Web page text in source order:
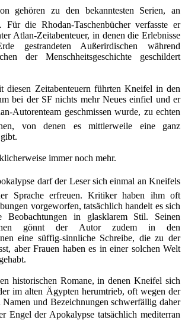
gehören zu den bekanntesten Serien, an
die Rhodan-Taschenbücher verfasste er
Atlan-Zeitabenteuer, in denen die Erlebnisse
gestrandeten Außerirdischen während
der Menschheitsgeschichte geschildert
diesen Zeitabenteuern führten Kneifel in den
bei der SF nichts mehr Neues einfiel und er
Autorenteam geschmissen wurde, zu echten
von denen es mittlerweile eine ganz
immer noch mehr.
darf der Leser sich einmal an Kneifels
Sprache erfreuen. Kritiker haben ihm oft
vorgeworfen, tatsächlich handelt es sich
Beobachtungen in glasklarem Stil. Seinen
gönnt der Autor zudem in den
eine süffig-sinnliche Schreibe, die zu der
aber Frauen haben es in einer solchen Welt
historischen Romane, in denen Kneifel sich
im alten Ägypten herumtrieb, oft wegen der
und Bezeichnungen schwerfällig daher
Engel der Apokalypse tatsächlich mediterran